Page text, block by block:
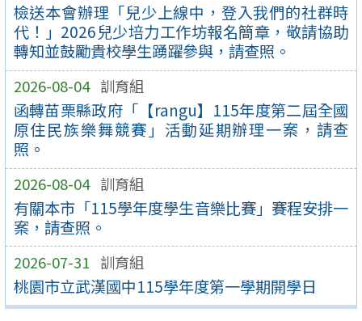
檢送本會辦理「兒少上線中，登入我們的社群時
代！」2026兒少培力工作坊報名簡章，敬請協助
轉知並鼓勵貴校學生踴躍參與，請查照。
2026-08-04 訓育組
函轉苗栗縣政府「【rangu】115年度第二屆全國
原住民族樂舞競賽」活動延期辦理一案，請查
照。
2026-08-04 訓育組
有關本市「115學年度學生音樂比賽」賽程安排一
案，請查照。
2026-07-31 訓育組
桃園市立武漢國中115學年度第一學期開學日